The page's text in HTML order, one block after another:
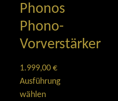
Phonos
Phono-
Vorverstärker
1.999,00 €
Ausführung
wählen